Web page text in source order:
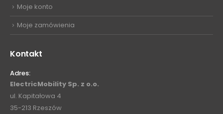
Moje konto
Moje zamówienia
Kontakt
Adres:
ElectricMobility Sp. z o.o.
ul. Kapitałowa 4
35-213 Rzeszów